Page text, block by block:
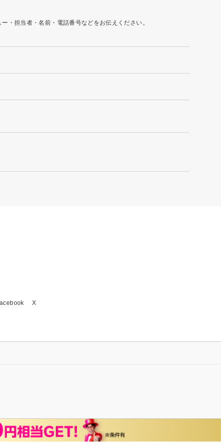
・担当者・名前・電話番号などをお伝えください。
X